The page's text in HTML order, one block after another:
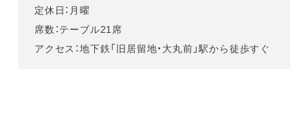
定休日：月曜
席数：テーブル21席
アクセス：地下鉄「旧居留地・大丸前」駅から徒歩すぐ